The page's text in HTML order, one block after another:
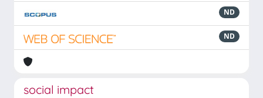
ND
ND
social impact